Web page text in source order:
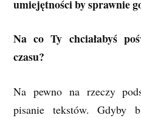
umiejętności by sprawnie
Na co Ty chciałabyś
czasu?
Na pewno na rzeczy
pisanie tekstów. Gdyby